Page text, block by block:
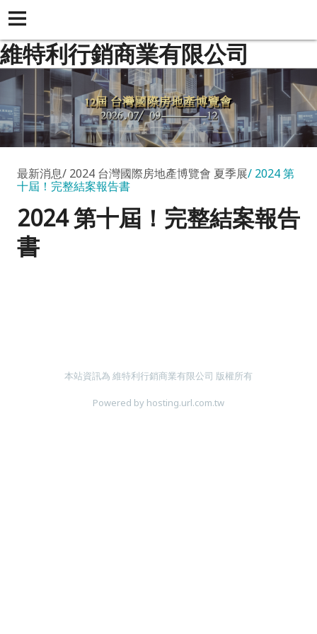
維特利行銷商業有限公司
最新消息 2024 台灣國際房地產博覽會 夏季展 2024 第
十屆！完整結案報告書
2024 第十屆！完整結案報告
書
本站資訊為 維特利行銷商業有限公司 版權所有
Powered by hosting.url.com.tw